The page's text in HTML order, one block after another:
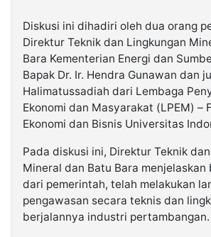
Diskusi ini dihadiri oleh dua orang
Direktur Teknik dan Lingkungan
Bara Kementerian Energi dan
Bapak Dr. Ir. Hendra Gunawan dan
Halimatussadiah dari Lembaga
Ekonomi dan Masyarakat (LPEM) –
Ekonomi dan Bisnis Universitas
Pada diskusi ini, Direktur Teknik
Mineral dan Batu Bara menjelaskan
dari pemerintah, telah melakukan
pengawasan secara teknis dan
berjalannya industri pertambangan.